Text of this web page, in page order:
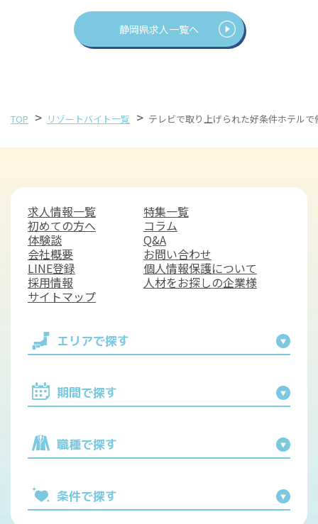
静岡県求人一覧へ
TOP > リゾートバイト一覧 > テレビで取り上げられた好条件ホテル
エリアで探す
期間で探す
職種で探す
条件で探す
求人情報一覧
特集一覧
初めての方へ
コラム
体験談
Q&A
会社概要
お問い合わせ
LINE登録
個人情報保護について
採用情報
人材をお探しの企業様
サイトマップ